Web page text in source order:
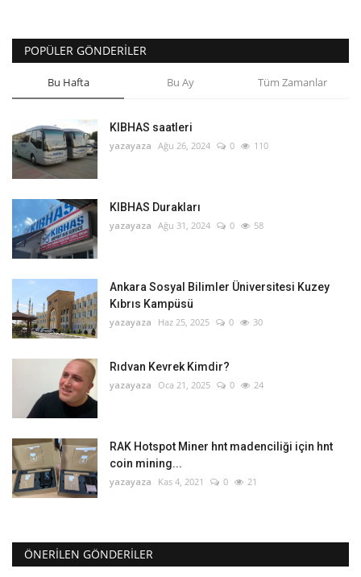
POPÜLER GÖNDERILER
Bu Hafta Bu Ay Tüm Zamanlar
KIBHAS saatleri
yazayaza Ağu 26, 2024 0 110
KIBHAS Durakları
yazayaza Ağu 31, 2024 0 58
Ankara Sosyal Bilimler Üniversitesi Kuzey
Kıbrıs Kampüsü
yazayaza Haz 25, 2025 0 30
Rıdvan Kevrek Kimdir?
yazayaza Oca 21, 2025 0 24
RAK Hotspot Miner hnt madenciliği için hnt
coin mining...
yazayaza Kas 4, 2021 0 21
ÖNERILEN GÖNDERILER